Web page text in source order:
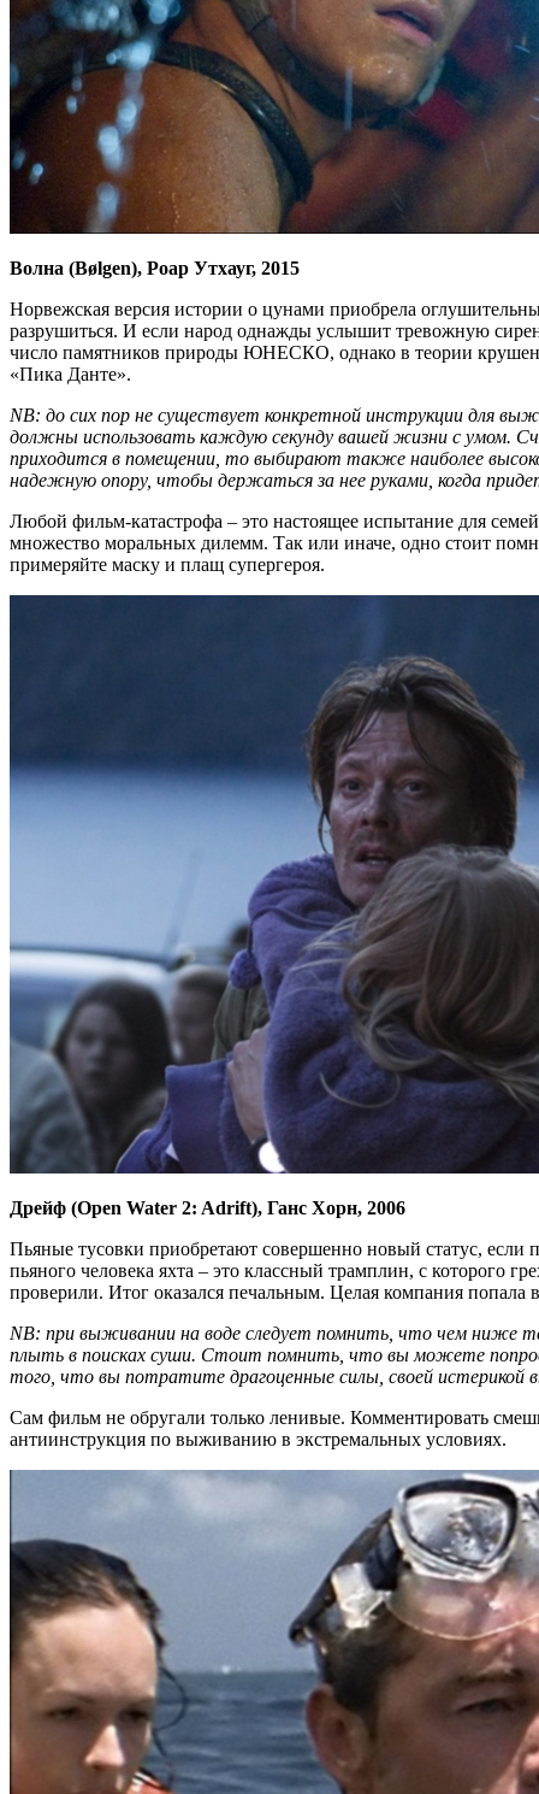
Волна (Bølgen), Роар Утхауг, 2015
Норвежская версия истории о цунами приобрела
разрушиться. И если народ однажды услышит тревожную
число памятников природы ЮНЕСКО, однако в теории
«Пика Данте».
NB: до сих пор не существует конкретной инструкции для
должны использовать каждую секунду вашей жизни с умом.
приходится в помещении, то выбирают также наиболее
надежную опору, чтобы держаться за нее руками, когда
Любой фильм-катастрофа – это настоящее испытание для
множество моральных дилемм. Так или иначе, одно стоит
примеряйте маску и плащ супергероя.
Дрейф (Open Water 2: Adrift), Ганс Хорн, 2006
Пьяные тусовки приобретают совершенно новый статус, если
пьяного человека яхта – это классный трамплин, с которого
проверили. Итог оказался печальным. Целая компания
NB: при выживании на воде следует помнить, что чем ниже
плыть в поисках суши. Стоит помнить, что вы можете
того, что вы потратите драгоценные силы, своей
Сам фильм не обругали только ленивые. Комментировать
антиинструкция по выживанию в экстремальных условиях.